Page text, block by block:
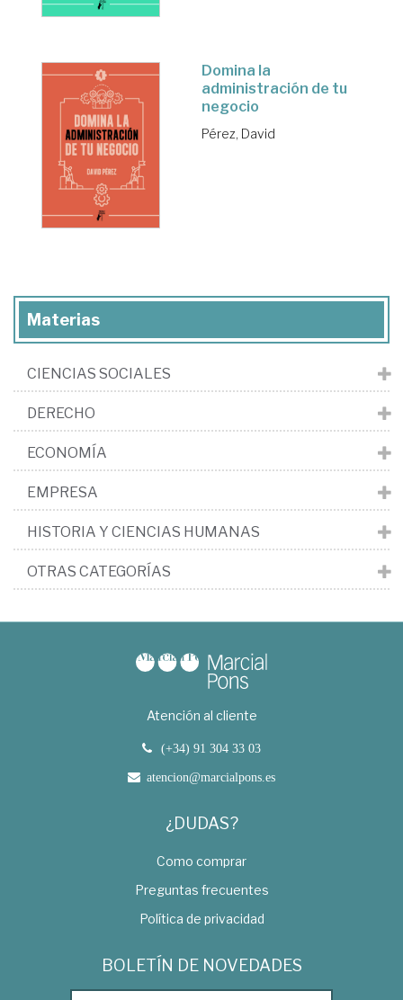
Domina la
administración de tu
negocio
Pérez, David
Materias
CIENCIAS SOCIALES
DERECHO
ECONOMÍA
EMPRESA
HISTORIA Y CIENCIAS HUMANAS
OTRAS CATEGORÍAS
Atención al cliente
(+34) 91 304 33 03
atencion@marcialpons.es
¿DUDAS?
Como comprar
Preguntas frecuentes
Política de privacidad
BOLETÍN DE NOVEDADES